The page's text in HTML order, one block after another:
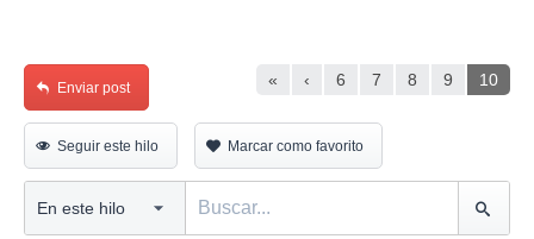
« ‹ 6 7 8 9 10
Enviar post
Seguir este hilo Marcar como favorito